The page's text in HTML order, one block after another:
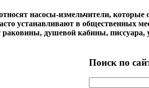
насосы-измельчители,
устанавливают в общественных
раковины, душевой кабины, писсуара,
Поиск по